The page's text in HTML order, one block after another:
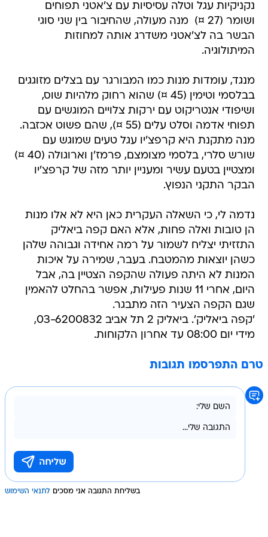
נקניקיות עגל וטלה עסיסיות עם צ'אטני תפוחים
ושומר (27 ¤)  מנה מעולה, שהחיבור בין שני סוגי
הבשר בה לצ'אטני משדרג אותה למחוזות
המיתולוגיה.
מנגד, עומדות מנות כמו המבורגר עם בצלים מזוגגים
בבלסמי וטימין (45 ¤) שהוא רחוק מלהיות שוס,
ושיפודי אנטריקוט עם ירקות צלויים המוגשים עם
תפוחי אדמה וסלט עלים (55 ¤), שהם פשוט אכזבה.
מנה מתקנת היא קרפצ'יו עגל טעים שמוגש עם
שורש סלרי, בלסמי מצומצם, פרמז'ן וארוגולה (40 ¤)
ומצטיין בטעם עשיר ומעניין יותר מזה של קרפצ'יו
הבקר התקני הנפוץ.
נדמה לי, כי השאלה העקרית כאן היא לא אלו מנות
הן טובות ואלה פחות, אלא האם קפה ביאליק
התזזיתי יצליח לשמור על רמה אחידה וגבוהה שלהן
כשהן יוצאות מהמטבח. בעבר, שמירה על איכות
המנות לא היתה פעולה שהקפה הצטיין בה, אבל
היום, אחרי 11 שנות פעילות, אפשר בהחלט להאמין
שגם הקפה הצעיר הזה מתבגר.
'קפה ביאליק'. ביאליק 2 תל אביב 03-6200832,
מידי יום 08:00 עד אחרון הלקוחות.
טרם התפרסמו תגובות
בשליחת התגובה אני מסכים לתנאי השימוש